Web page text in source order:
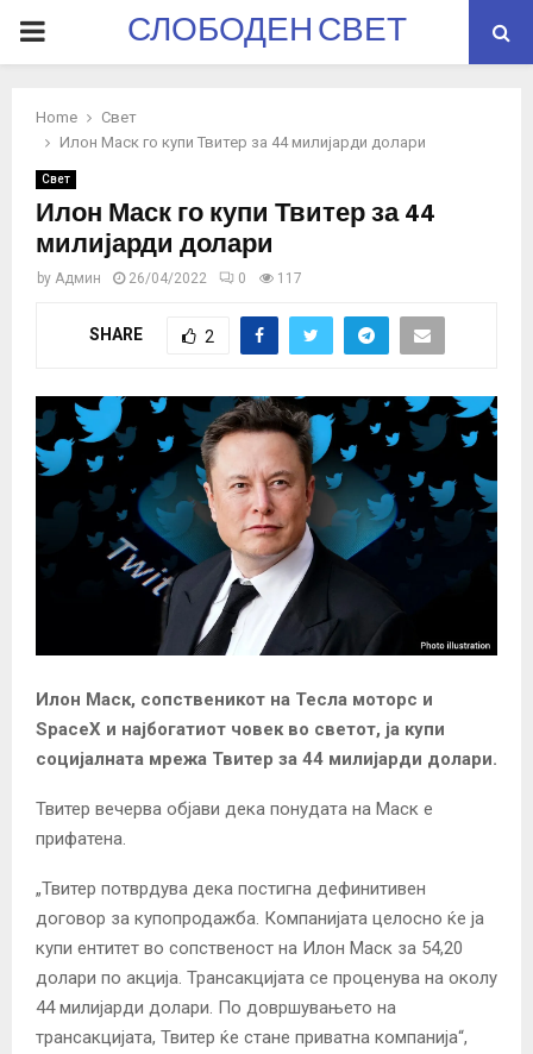
PRIMARYСЛОБОДЕН СВЕТ
Home
Свет
Илон Маск го купи Твитер за 44 милијарди долари
Свет
Илон Маск го купи Твитер за 44
милијарди долари
by Админ 26/04/2022 0 117
SHARE 2
Илон Маск, сопственикот на Тесла моторс и
SpaceX и најбогатиот човек во светот, ја купи
социјалната мрежа Твитер за 44 милијарди долари.
Твитер вечерва објави дека понудата на Маск е
прифатена.
„Твитер потврдува дека постигна дефинитивен
договор за купопродажба. Компанијата целосно ќе ја
купи ентитет во сопственост на Илон Маск за 54,20
долари по акција. Трансакцијата се проценува на околу
44 милијарди долари. По довршувањето на
трансакцијата, Твитер ќе стане приватна компанија“,